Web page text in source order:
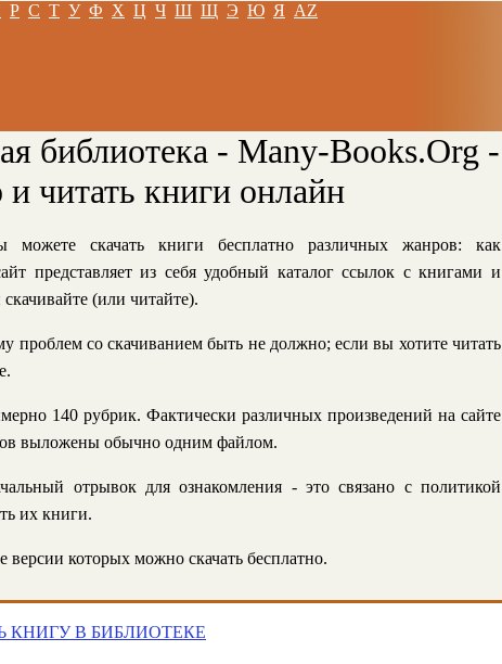
Р С Т У Ф Х Ц Ч Ш Щ Э Ю Я AZ
библиотека - Many-Books.Org -
и читать книги онлайн
скачать книги бесплатно различных жанров: как
представляет из себя удобный каталог ссылок с книгами и
(или читайте).
проблем со скачиванием быть не должно; если вы хотите читать
140 рубрик. Фактически различных произведений на сайте
выложены обычно одним файлом.
отрывок для ознакомления - это связано с политикой
их книги.
которых можно скачать бесплатно.
КНИГУ В БИБЛИОТЕКЕ